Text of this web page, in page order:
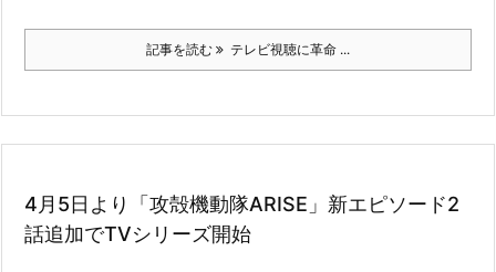
記事を読む テレビ視聴に革命 ...
4月5日より「攻殻機動隊ARISE」新エピソード2
話追加でTVシリーズ開始